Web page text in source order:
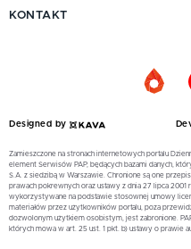
KONTAKT
Designed by
Zamieszczone na stronach internetowych portalu
element Serwisów PAP, będących bazami danych,
S.A. z siedzibą w Warszawie. Chronione są one
prawach pokrewnych oraz ustawy z dnia 27 lipca 2001
wykorzystywane na podstawie stosownej umowy
materiałów przez użytkowników portalu, poza
dozwolonym użytkiem osobistym, jest zabronione.
których mowa w art. 25 ust. 1 pkt. b) ustawy o prawie